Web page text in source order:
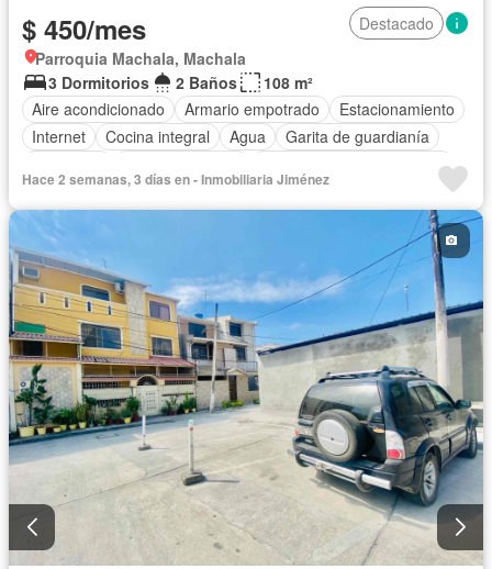
$ 450/mes
Destacado
Parroquia Machala, Machala
3 Dormitorios
2 Baños
108 m²
Aire acondicionado
Armario empotrado
Estacionamiento
Internet
Cocina integral Agua
Garita de guardianía
Completamente amoblado
Hace 2 semanas, 3 días en - Inmobiliaria Jiménez